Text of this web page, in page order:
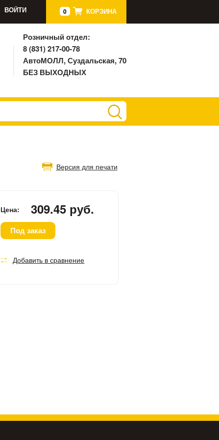
0 КОРЗИНА
ВОЙТИ
Розничный отдел:
8 (831) 217-00-78
АвтоМОЛЛ, Суздальская, 70
БЕЗ ВЫХОДНЫХ
Версия для печати
Цена: 309.45 руб.
Под заказ
Добавить в сравнение